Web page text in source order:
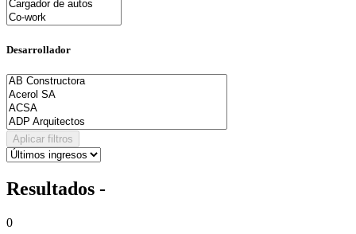
Desarrollador
Aplicar filtros
Resultados -
0